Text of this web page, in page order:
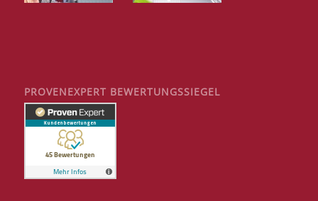
PROVENEXPERT BEWERTUNGSSIEGEL